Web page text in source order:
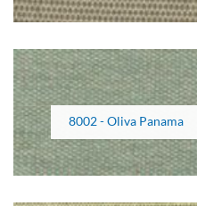
8002 - Oliva Panama